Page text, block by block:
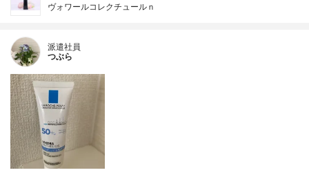
ヴォワールコレクチュールｎ
派遣社員
つぶら